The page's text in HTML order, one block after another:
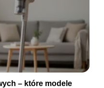
– które modele